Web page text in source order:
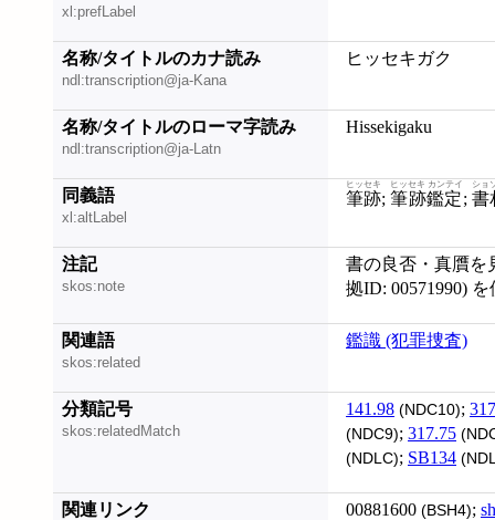
xl:prefLabel
名称/タイトルのカナ読み
ndl:transcription@ja-Kana
ヒッセキガク
名称/タイトルのローマ字読み
ndl:transcription@ja-Latn
Hissekigaku
同義語
xl:altLabel
筆跡
ヒッセキ
; 筆跡鑑定
ヒッセキ カンテイ
; 書
ショ
注記
skos:note
書の良否・真贋を
拠ID: 00571990) を
関連語
skos:related
鑑識 (犯罪捜査)
分類記号
skos:relatedMatch
141.98 (NDC10);
(NDC9); 317.75
(NDLC); SB134
関連リンク 00881600 (BSH4);